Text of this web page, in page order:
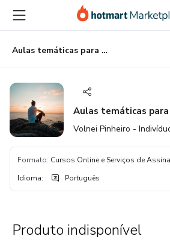
para
conteúdo
principal
para
pagamento
para
rodapé
Aulas temáticas para Homens GBP+
Aulas temáticas para
Volnei Pinheiro -
Formato: Cursos Online e Serviços de
Idioma: Português
Produto indisponível